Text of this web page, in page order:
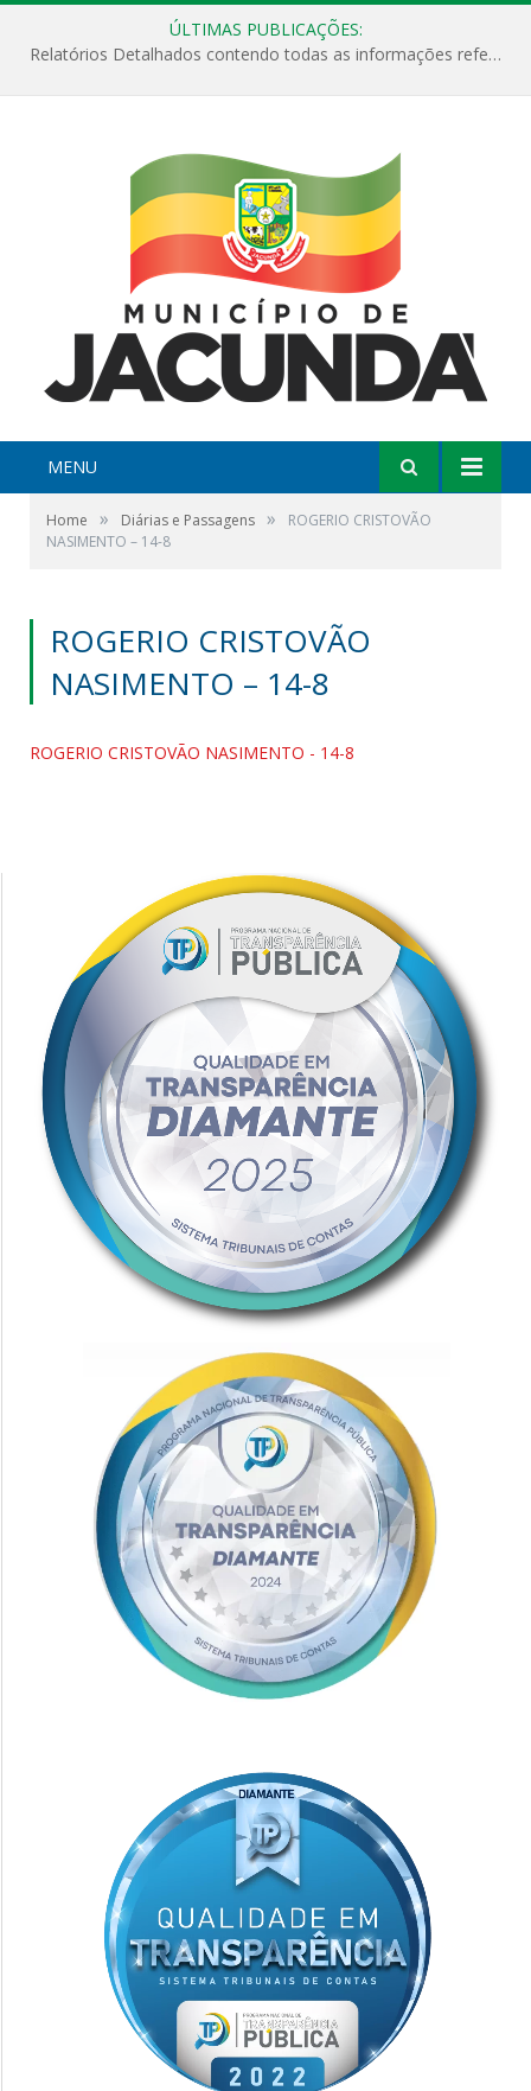
ÚLTIMAS PUBLICAÇÕES:
Relatórios Detalhados contendo todas as informações referentes a execução de recursos destinados ao fomento de projetos culturais no Município de Jacundá entre os anos de 2022 ao presente ano de 2026.
MENU
Home » Diárias e Passagens »
ROGERIO CRISTOVÃO
NASIMENTO – 14-8
ROGERIO CRISTOVÃO
NASIMENTO – 14-8
ROGERIO CRISTOVÃO NASIMENTO - 14-8